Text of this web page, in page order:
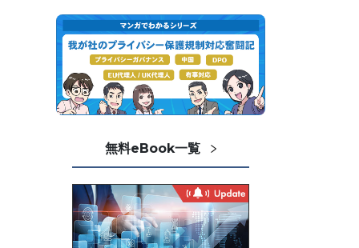
無料eBook一覧